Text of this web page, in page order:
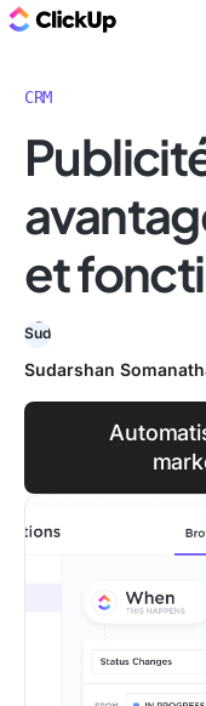
CRM
et
Sudarshan